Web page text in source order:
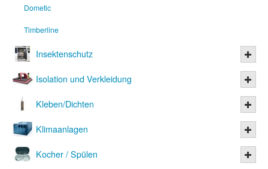
Dometic
Timberline
Insektenschutz
Isolation und Verkleidung
Kleben/Dichten
Klimaanlagen
Kocher / Spülen